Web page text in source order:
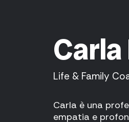
Life & Family
Carla è una
empatia e